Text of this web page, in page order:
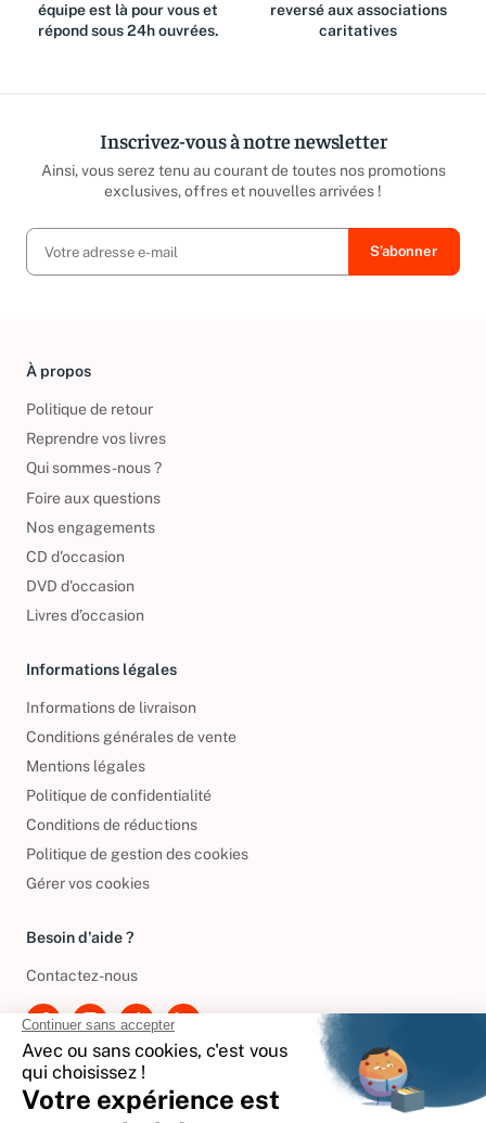
équipe est là pour vous et
répond sous 24h ouvrées.
reversé aux associations
caritatives
Inscrivez-vous à notre newsletter
Ainsi, vous serez tenu au courant de toutes nos promotions
exclusives, offres et nouvelles arrivées !
À propos
Politique de retour
Reprendre vos livres
Qui sommes-nous ?
Foire aux questions
Nos engagements
CD d'occasion
DVD d'occasion
Livres d’occasion
Informations légales
Informations de livraison
Conditions générales de vente
Mentions légales
Politique de confidentialité
Conditions de réductions
Politique de gestion des cookies
Gérer vos cookies
Besoin d'aide ?
Contactez-nous
International
🇪🇸 Espagne